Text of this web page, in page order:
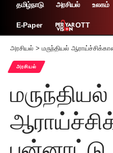
தமிழ்நாடு அரசியல் உலகம்
E-Paper OTT
அரசியல் > மருந்தியல் ஆராய்ச்சிக்கான பன்னாட்டு
அரசியல்
மருந்தியல்